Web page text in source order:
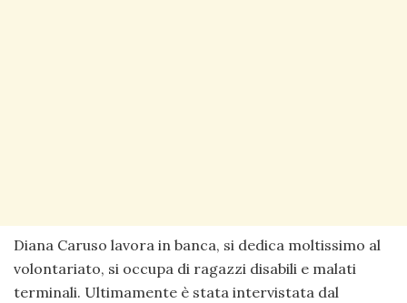
Diana Caruso lavora in banca, si dedica moltissimo al
volontariato, si occupa di ragazzi disabili e malati
terminali. Ultimamente è stata intervistata dal